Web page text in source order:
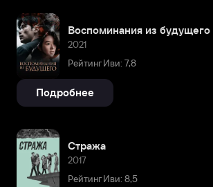
Воспоминания из будущего
2021
Рейтинг Иви: 7,8
Подробнее
Стража
2017
Рейтинг Иви: 8,5